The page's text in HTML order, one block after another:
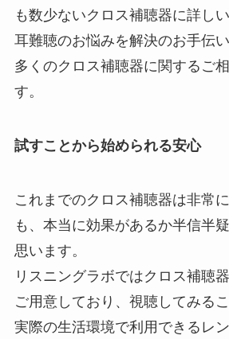
も数少ないクロス補聴器に詳し
耳難聴のお悩みを解決のお手伝
多くのクロス補聴器に関するご
す。
試すことから始められる安心
これまでのクロス補聴器は非常
も、本当に効果があるか半信半
思います。
リスニングラボではクロス補聴
ご用意しており、視聴してみる
実際の生活環境で利用できるレ